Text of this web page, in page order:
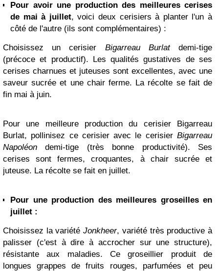
Pour avoir une production des meilleures cerises
de mai à juillet, voici deux cerisiers à planter l'un à
côté de l'autre (ils sont complémentaires) :
Choisissez un cerisier Bigarreau Burlatdemi-tige
(précoce et productif). Les qualités gustatives de ses
cerises charnues et juteuses sont excellentes, avec une
saveur sucrée et une chair ferme. La récolte se fait de
fin mai à juin.
Pour une meilleure production du cerisier Bigarreau
Burlat, pollinisez ce cerisier avec le cerisier Bigarreau
Napoléon demi-tige (très bonne productivité). Ses
cerises sont fermes, croquantes, à chair sucrée et
juteuse. La récolte se fait en juillet.
Pour une production des meilleures groseilles en
juillet :
Choisissez la variétéJonkheer, variété très productive à
palisser (c'est à dire à accrocher sur une structure),
résistante aux maladies. Ce groseillier produit de
longues grappes de fruits rouges, parfumées et peu